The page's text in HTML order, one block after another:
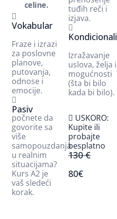
celine.
Vokabular
Fraze i izrazi
za poslovne
planove,
putovanja,
odnose i
emocije.
Pasiv
tuđih reči i
izjava.
Kondicionali
Izražavanje
uslova, želja i
mogućnosti
(šta bi bilo
kada bi bilo).
korak.
USKORO:
Kupite ili
probajte
besplatno
130 €
80€